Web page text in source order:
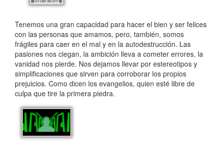
Tenemos una gran capacidad para hacer el bien y ser felices
con las personas que amamos, pero, también, somos
frágiles para caer en el mal y en la autodestrucción. Las
pasiones nos ciegan, la ambición lleva a cometer errores, la
vanidad nos pierde. Nos dejamos llevar por estereotipos y
simplificaciones que sirven para corroborar los propios
prejuicios. Como dicen los evangelios, quien esté libre de
culpa que tire la primera piedra.